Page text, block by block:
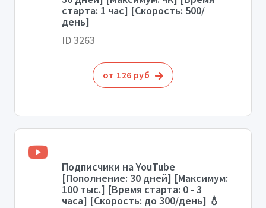
старта: 1 час] [Скорость: 500/
день]
ID 3263
от 126 руб
Подписчики на YouTube
[Пополнение: 30 дней] [Максимум:
100 тыс.] [Время старта: 0 - 3
часа] [Скорость: до 300/день] 💧